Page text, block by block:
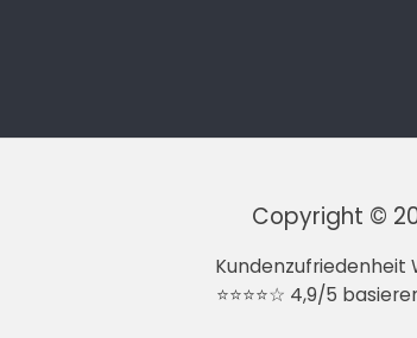
Copyright ©
Kundenzufriedenheit
⭐⭐⭐⭐☆ 4,9/5